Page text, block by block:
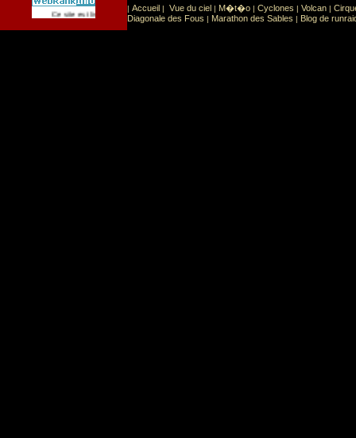
Ce site est list� dans la cat�gorie Sport Sports extr�mes
| Accueil | Vue du ciel | M�t�o | Cyclones | Volcan |
Diagonale des Fous | Marathon des Sables | Blog de